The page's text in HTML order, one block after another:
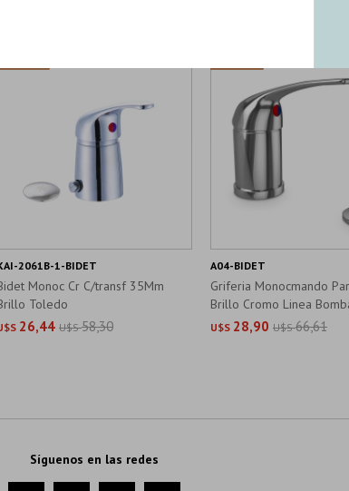
Monoc Cr C/transf 35Mm
Toledo
26,44 U$S 58,30
2061B-1-BIDET
Griferia Monocmando
Brillo Cromo Linea
U$S 28,90 U$S 66,61
A04-BIDET
Síguenos en las redes